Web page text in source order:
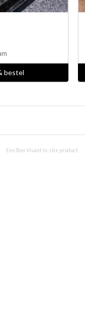
bestel
Een Bon Vivant In-site product